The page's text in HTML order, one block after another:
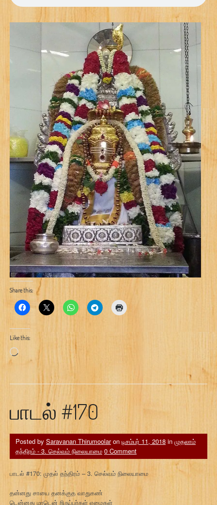
Share this:
Like this:
Loading…
பாடல் #170
Posted by Saravanan Thirumoolaron டிசம்பர் 11, 2018 in முதலாம்
தந்திரம் - 3. செல்வம் நிலையாமை 0 Comment
பாடல் #170: முதல் தந்திரம் – 3. செல்வம் நிலையாமை
தன்னது சாயை தனக்குத வாதுகண்
டென்னது மாடென் றிருப்பர்கள் ஏழைகள்